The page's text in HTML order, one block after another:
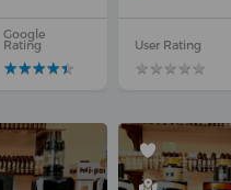
Google
Rating
★★★★★
★★★★★
User Rating
★★★★★
★★★★★